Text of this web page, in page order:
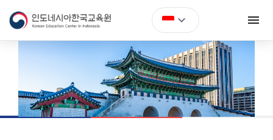
expand_more menu
Berita & Acara expand_more